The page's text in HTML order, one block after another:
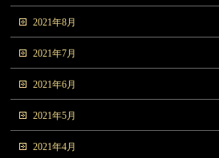
2021年8月
2021年7月
2021年6月
2021年5月
2021年4月